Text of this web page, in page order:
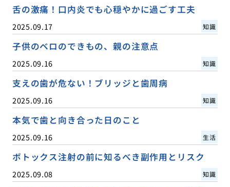
舌の激痛！口内炎でも心穏やかに過ごす工夫
2025.09.17 知識
子供のベロのできもの、親の注意点
2025.09.16 知識
支えの歯が危ない！ブリッジと歯周病
2025.09.16 知識
本気で歯と向き合った日のこと
2025.09.16 生活
ボトックス注射の前に知るべき副作用とリスク
2025.09.08 知識